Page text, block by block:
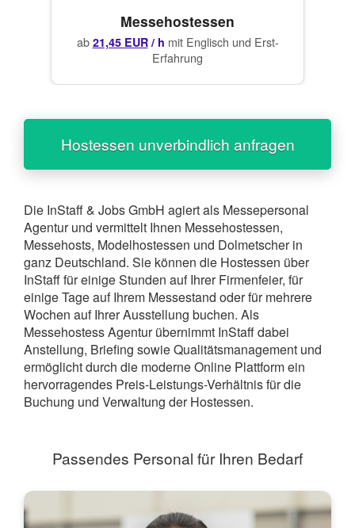
Messehostessen
ab 21,45 EUR/ h mit Englisch und Erst-
Erfahrung
Hostessen unverbindlich anfragen
Die InStaff & Jobs GmbH agiert als Messepersonal
Agentur und vermittelt Ihnen Messehostessen,
Messehosts, Modelhostessen und Dolmetscher in
ganz Deutschland. Sie können die Hostessen über
InStafffür einige Stunden auf Ihrer Firmenfeier, für
einige Tage auf Ihrem Messestand oder für mehrere
Wochen auf Ihrer Ausstellung buchen. Als
Messehostess Agentur übernimmt InStaff dabei
Anstellung, Briefing sowie Qualitätsmanagement und
ermöglicht durch die moderne Online Plattform ein
hervorragendes Preis-Leistungs-Verhältnis für die
Buchung und Verwaltung der Hostessen.
Passendes Personal für Ihren Bedarf